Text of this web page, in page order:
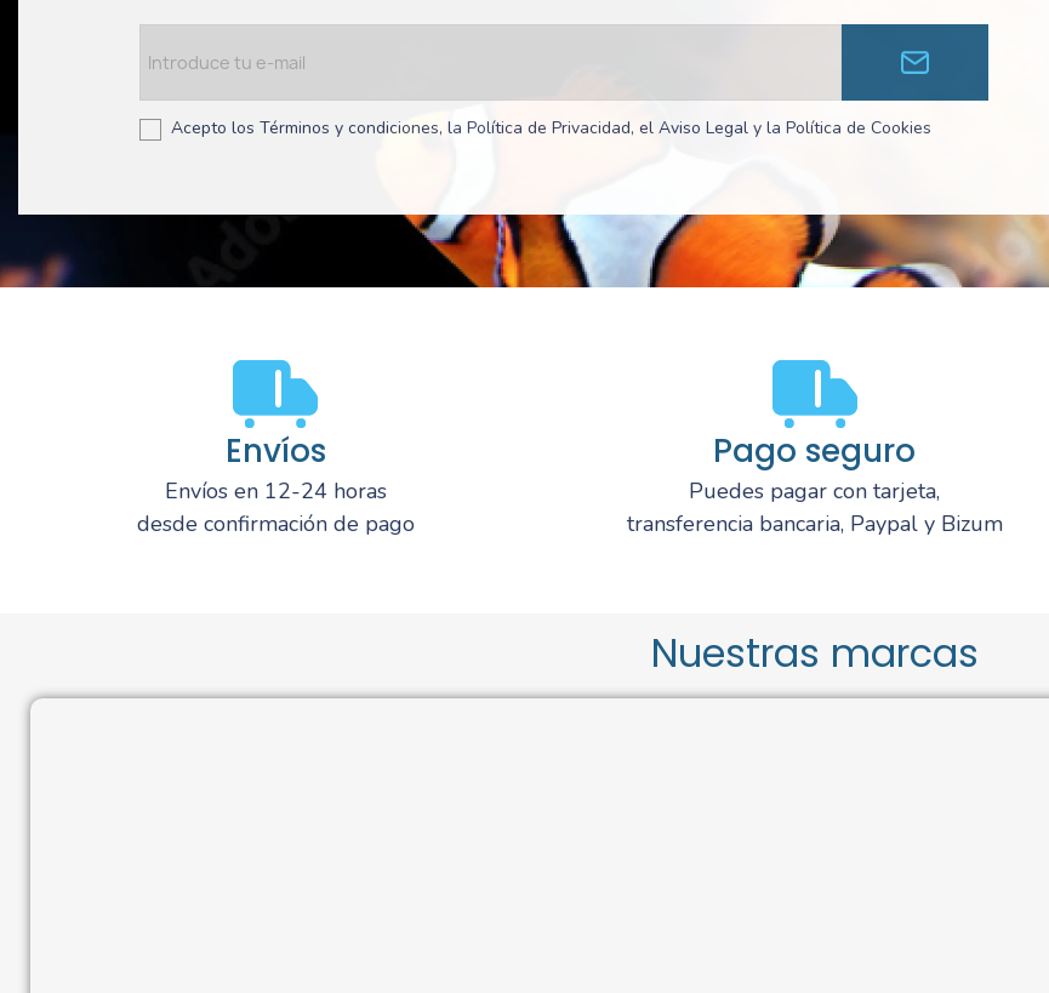
Acepto los Términos y condiciones, la Política de Privacidad, el Aviso Legal y la Política de Cookies
Envíos
Envíos en 12-24 horas
desde confirmación de pago
Pago seguro
Puedes pagar con tarjeta,
transferencia bancaria, Paypal y Bizum
Nuestras marcas